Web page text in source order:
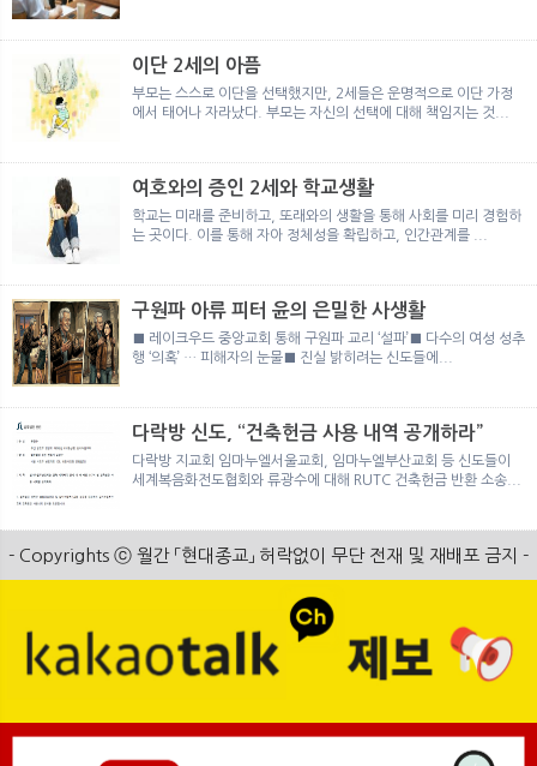
이단 2세의 아픔
부모는 스스로 이단을 선택했지만, 2세들은 운명적으로 이단 가정
에서 태어나 자라났다. 부모는 자신의 선택에 대해 책임지는 것...
여호와의 증인 2세와 학교생활
학교는 미래를 준비하고, 또래와의 생활을 통해 사회를 미리 경험하
는 곳이다. 이를 통해 자아 정체성을 확립하고, 인간관계를 ...
구원파 아류 피터 윤의 은밀한 사생활
■ 레이크우드 중앙교회 통해 구원파 교리 ‘설파’■ 다수의 여성 성추
행 ‘의혹’ … 피해자의 눈물■ 진실 밝히려는 신도들에...
다락방 신도, “건축헌금 사용 내역 공개하라”
다락방 지교회 임마누엘서울교회, 임마누엘부산교회 등 신도들이
세계복음화전도협회와 류광수에 대해 RUTC 건축헌금 반환 소송...
- Copyrights ⓒ 월간 「현대종교」 허락없이 무단 전재 및 재배포 금지 -